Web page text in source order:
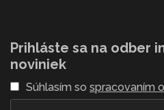
Prihláste sa na odber
noviniek
Súhlasím so spracovaním